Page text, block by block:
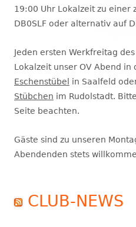
19:00 Uhr Lokalzeit zu einer
DB0SLF oder alternativ auf
Jeden ersten Werkfreitag
Lokalzeit unser OV Abend in
Eschenstübel
in Saalfeld
Stübchen im Rudolstadt.
Seite beachten.
Gäste sind zu unseren
Abendenden stets
CLUB-NEWS